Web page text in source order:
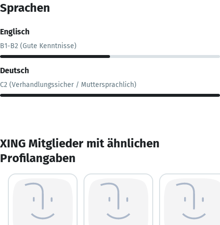
Sprachen
Englisch
B1-B2 (Gute Kenntnisse)
Deutsch
C2 (Verhandlungssicher / Muttersprachlich)
XING Mitglieder mit ähnlichen
Profilangaben